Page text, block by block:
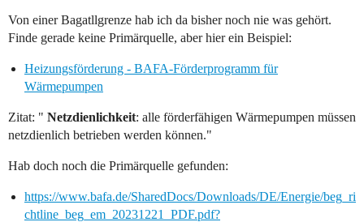
Von einer Bagatllgrenze hab ich da bisher noch nie was gehört.
Finde gerade keine Primärquelle, aber hier ein Beispiel:
Heizungsförderung - BAFA-Förderprogramm für
Wärmepumpen
Zitat: " Netzdienlichkeit: alle förderfähigen Wärmepumpen müssen
netzdienlich betrieben werden können."
Hab doch noch die Primärquelle gefunden:
https://www.bafa.de/SharedDocs/Downloads/DE/Energie/beg_ri
chtline_beg_em_20231221_PDF.pdf?